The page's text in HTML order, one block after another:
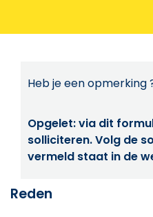
Heb je een opmerking
Opgelet: via dit
solliciteren. Volg de
vermeld staat in de
Reden